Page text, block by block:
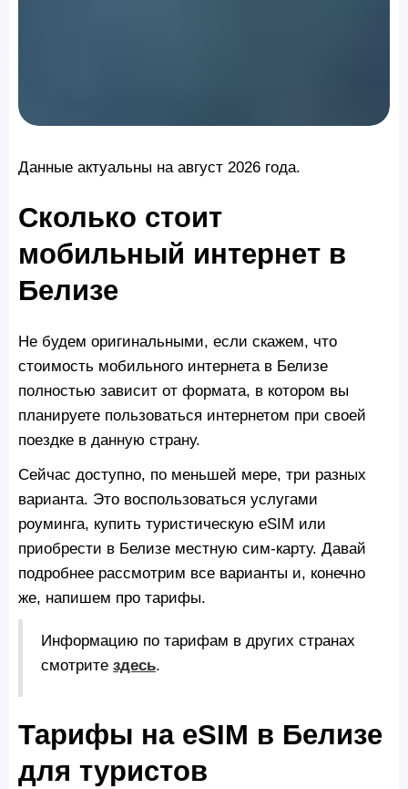
Данные актуальны на август 2026 года.
Сколько стоит
мобильный интернет в
Белизе
Не будем оригинальными, если скажем, что
стоимость мобильного интернета в Белизе
полностью зависит от формата, в котором вы
планируете пользоваться интернетом при своей
поездке в данную страну.
Сейчас доступно, по меньшей мере, три разных
варианта. Это воспользоваться услугами
роуминга, купить туристическую eSIM или
приобрести в Белизе местную сим-карту. Давай
подробнее рассмотрим все варианты и, конечно
же, напишем про тарифы.
Информацию по тарифам в других странах
смотрите здесь.
Тарифы на eSIM в Белизе
для туристов